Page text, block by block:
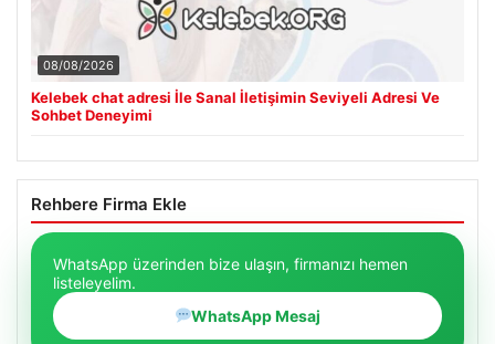
08/08/2026
Kelebek chat adresi İle Sanal İletişimin Seviyeli Adresi Ve
Sohbet Deneyimi
Rehbere Firma Ekle
WhatsApp üzerinden bize ulaşın, firmanızı hemen
listeleyelim.
WhatsApp Mesaj